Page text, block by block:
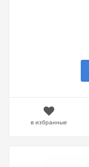
в избранные